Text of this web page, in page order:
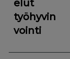
elut
työhyvin
vointi